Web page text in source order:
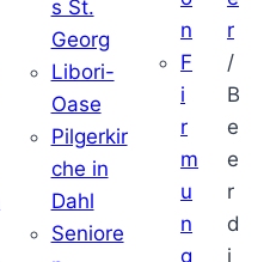
s St.
Georg
Libori-
Oase
Pilgerkir
che in
Dahl
Seniore
n
F
i
r
m
u
n
g
r
/
B
e
e
r
d
i